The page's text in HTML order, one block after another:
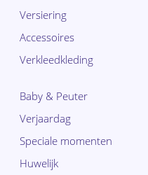
Versiering
Accessoires
Verkleedkleding
Baby & Peuter
Verjaardag
Speciale momenten
Huwelijk